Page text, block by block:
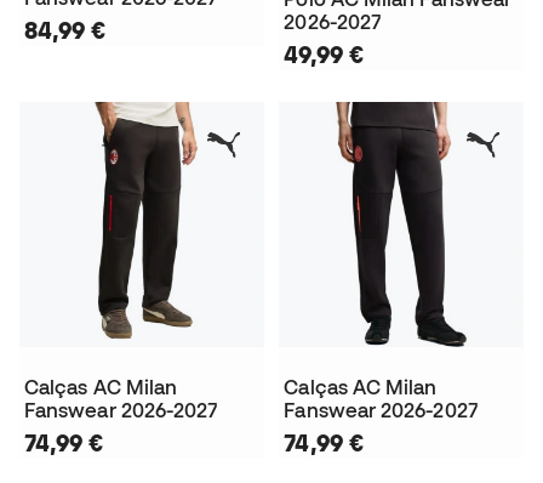
84,99 €
2026-2027
49,99 €
Calças AC Milan
Fanswear 2026-2027
74,99 €
Calças AC Milan
Fanswear 2026-2027
74,99 €